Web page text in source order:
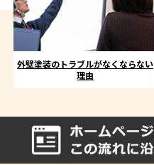
外壁塗装のトラブルがなくならない
理由